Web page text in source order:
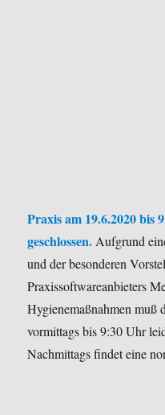
Praxis am 19.6.2020 bis
geschlossen. Aufgrund
und der besonderen
Praxissoftwareanbieters
Hygienemaßnahmen muß
vormittags bis 9:30 Uhr
Nachmittags findet eine